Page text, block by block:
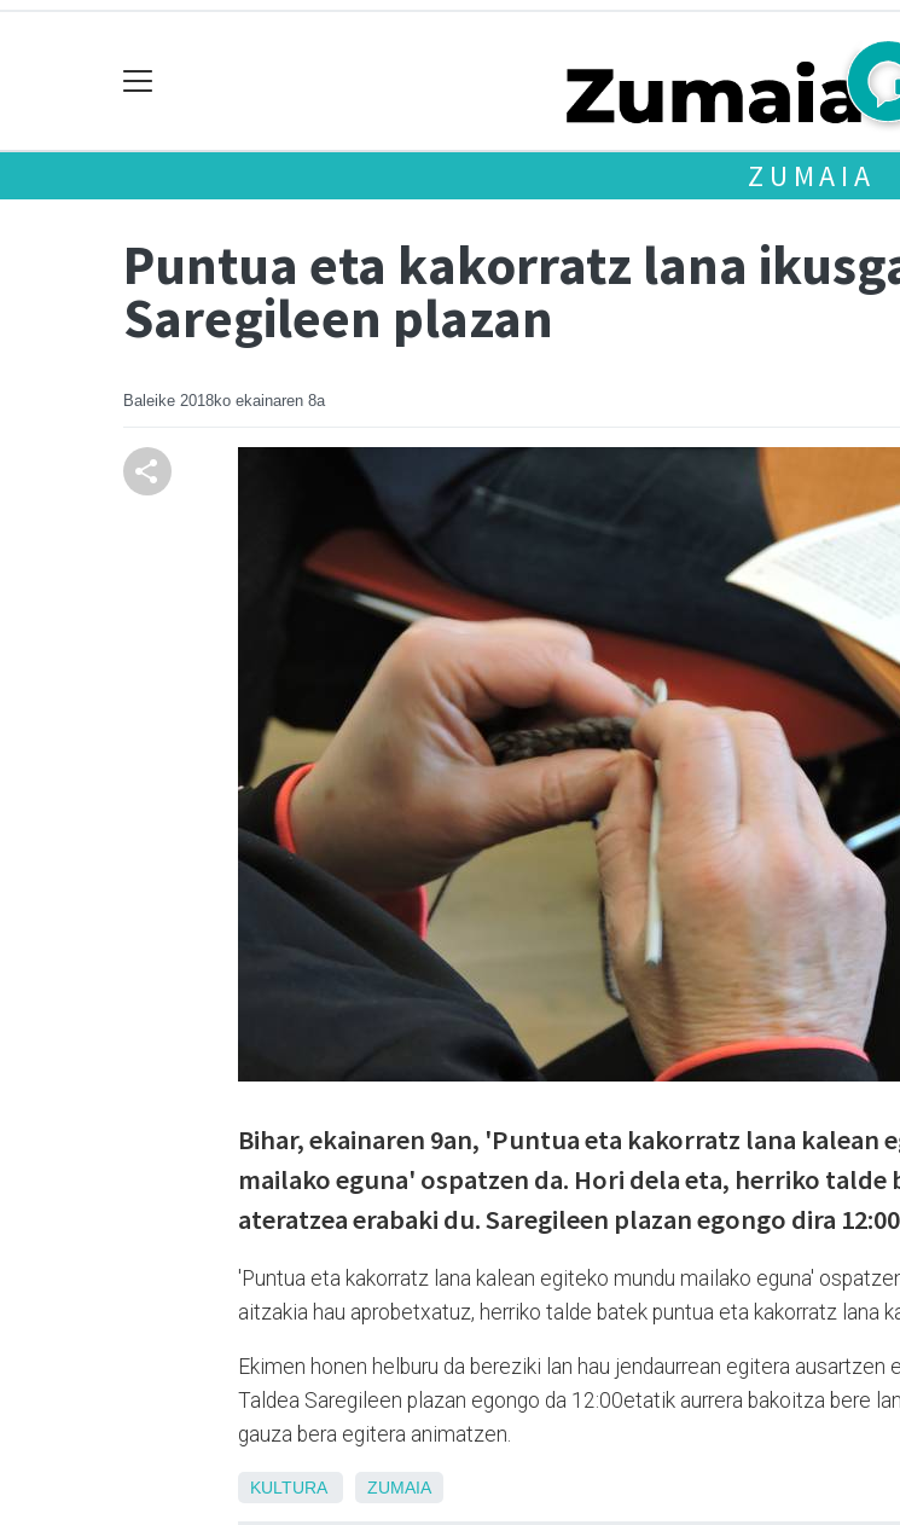
ZUMAIA
Puntua eta kakorratz lana
Saregileen plazan
Baleike 2018ko ekainaren 8a
Bihar, ekainaren 9an, 'Puntua eta kakorratz lana kalean
mailako eguna' ospatzen da. Hori dela eta, herriko talde
ateratzea erabaki du. Saregileen plazan egongo dira
'Puntua eta kakorratz lana kalean egiteko mundu mailako eguna'
aitzakia hau aprobetxatuz, herriko talde batek puntua eta kakorratz lana
Ekimen honen helburu da bereziki lan hau jendaurrean egitera ausartzen
Taldea Saregileen plazan egongo da 12:00etatik aurrera bakoitza bere
gauza bera egitera animatzen.
KULTURA ZUMAIA